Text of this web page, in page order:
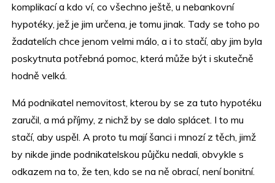
komplikací a kdo ví, co všechno ještě, u nebankovní
hypotéky, jež je jim určena, je tomu jinak. Tady se toho po
žadatelích chce jenom velmi málo, a i to stačí, aby jim byla
poskytnuta potřebná pomoc, která může být i skutečně
hodně velká.
Má podnikatel nemovitost, kterou by se za tuto hypotéku
zaručil, a má příjmy, z nichž by se dalo splácet. I to mu
stačí, aby uspěl. A proto tu mají šanci i mnozí z těch, jimž
by nikde jinde podnikatelskou půjčku nedali, obvykle s
odkazem na to, že ten, kdo se na ně obrací, není bonitní.